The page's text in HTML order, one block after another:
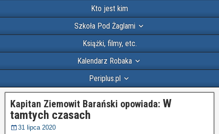
Kto jest kim
Szkoła Pod Żaglami
Książki, filmy, etc.
Kalendarz Robaka
Periplus.pl
Kapitan Ziemowit Barański opowiada: W
tamtych czasach
31 lipca 2020